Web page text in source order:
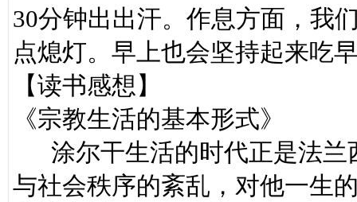
30分钟出出汗。作息方面，我
点熄灯。早上也会坚持起来吃
【读书感想】
《宗教生活的基本形式》
涂尔干生活的时代正是法兰
与社会秩序的紊乱，对他一生